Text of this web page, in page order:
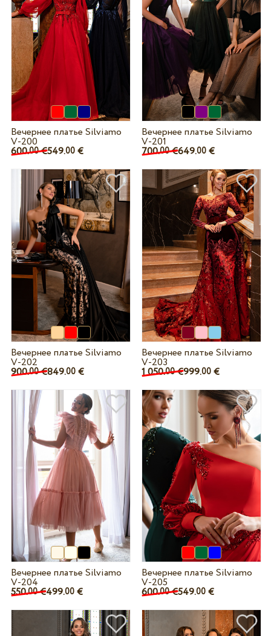
Вечернее платье Silviamo
V-200
600.00€549.00€
Вечернее платье Silviamo
V-201
700.00€649.00 €
Вечернее платье Silviamo
V-202
900.00€849.00€
Вечернее платье Silviamo
V-203
1 050.00€999.00 €
Вечернее платье Silviamo
V-204
550.00€499.00€
Вечернее платье Silviamo
V-205
600.00€549.00 €